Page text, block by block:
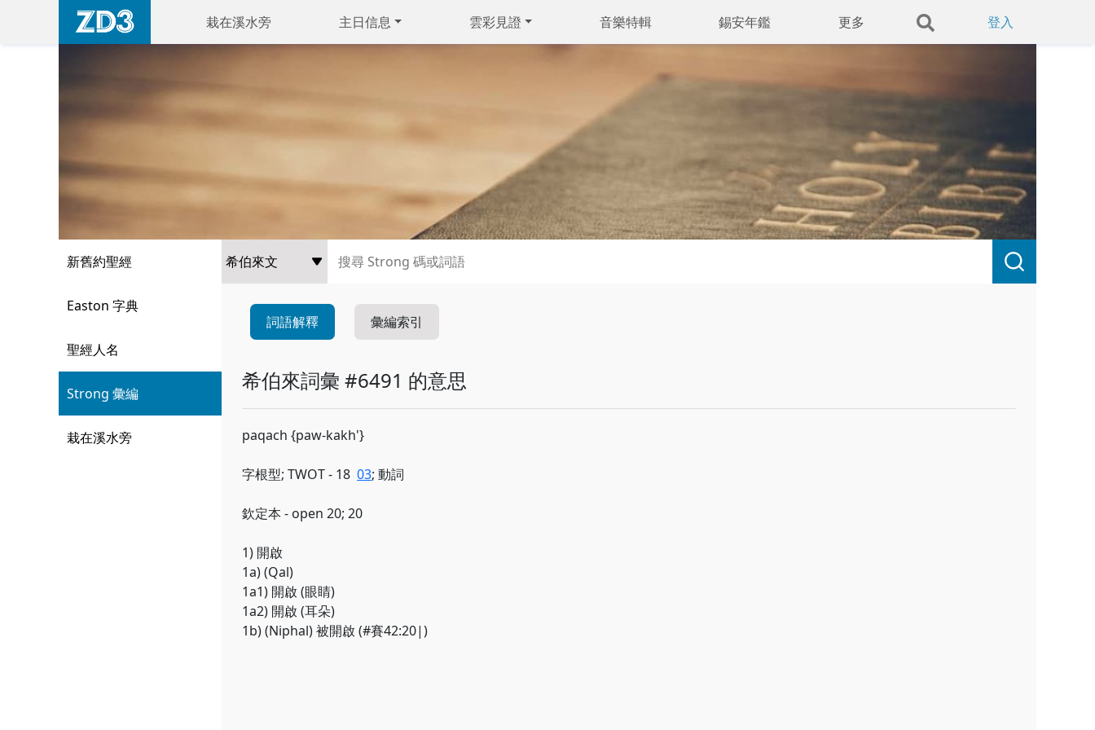
栽在溪水旁 主日信息 雲彩見證 音樂特輯 錫安年鑑 更多 登入
新舊約聖經
Easton 字典
聖經人名
Strong 彙編
栽在溪水旁
詞語解釋 彙編索引
希伯來詞彙 #6491 的意思
paqach {paw-kakh'}
字根型; TWOT - 18 03; 動詞
欽定本 - open 20; 20
1) 開啟
1a) (Qal)
1a1) 開啟 (眼睛)
1a2) 開啟 (耳朵)
1b) (Niphal) 被開啟 (#賽42:20|)